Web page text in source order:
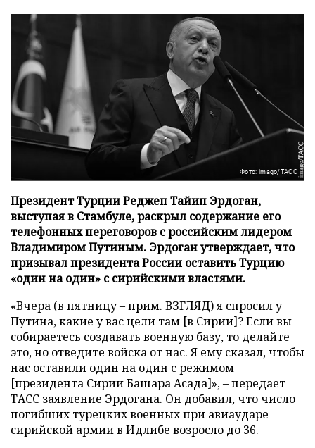
Фото: imago/ТАСС
Президент Турции Реджеп Тайип Эрдоган,
выступая в Стамбуле, раскрыл содержание его
телефонных переговоров с российским лидером
Владимиром Путиным. Эрдоган утверждает, что
призывал президента России оставить Турцию
«один на один» с сирийскими властями.
«Вчера (в пятницу – прим. ВЗГЛЯД) я спросил у
Путина, какие у вас цели там [в Сирии]? Если вы
собираетесь создавать военную базу, то делайте
это, но отведите войска от нас. Я ему сказал, чтобы
нас оставили один на один с режимом
[президента Сирии Башара Асада]», – передает
ТАСС заявление Эрдогана. Он добавил, что число
погибших турецких военных при авиаударе
сирийской армии в Идлибе возросло до 36.